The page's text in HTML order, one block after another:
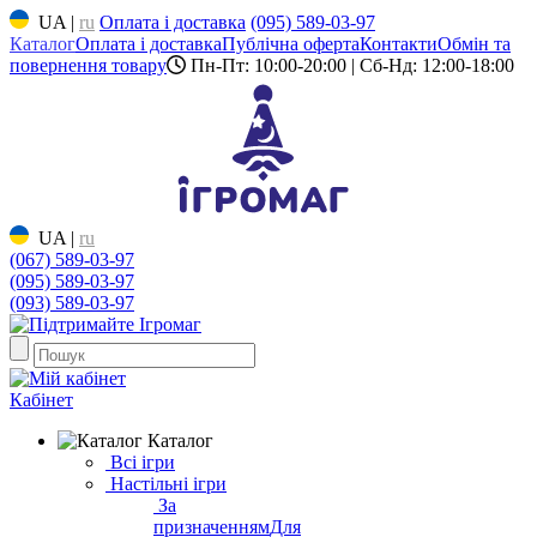
UA | ru Оплата і доставка (095) 589-03-97
КаталогОплата і доставкаПублічна офертаКонтактиОбмін та
повернення товару
Пн-Пт: 10:00-20:00 | Сб-Нд: 12:00-18:00
UA | ru
(067) 589-03-97
(095) 589-03-97
(093) 589-03-97
Кабінет
Каталог
Всі ігри
Настільні ігри
За
призначеннямДля